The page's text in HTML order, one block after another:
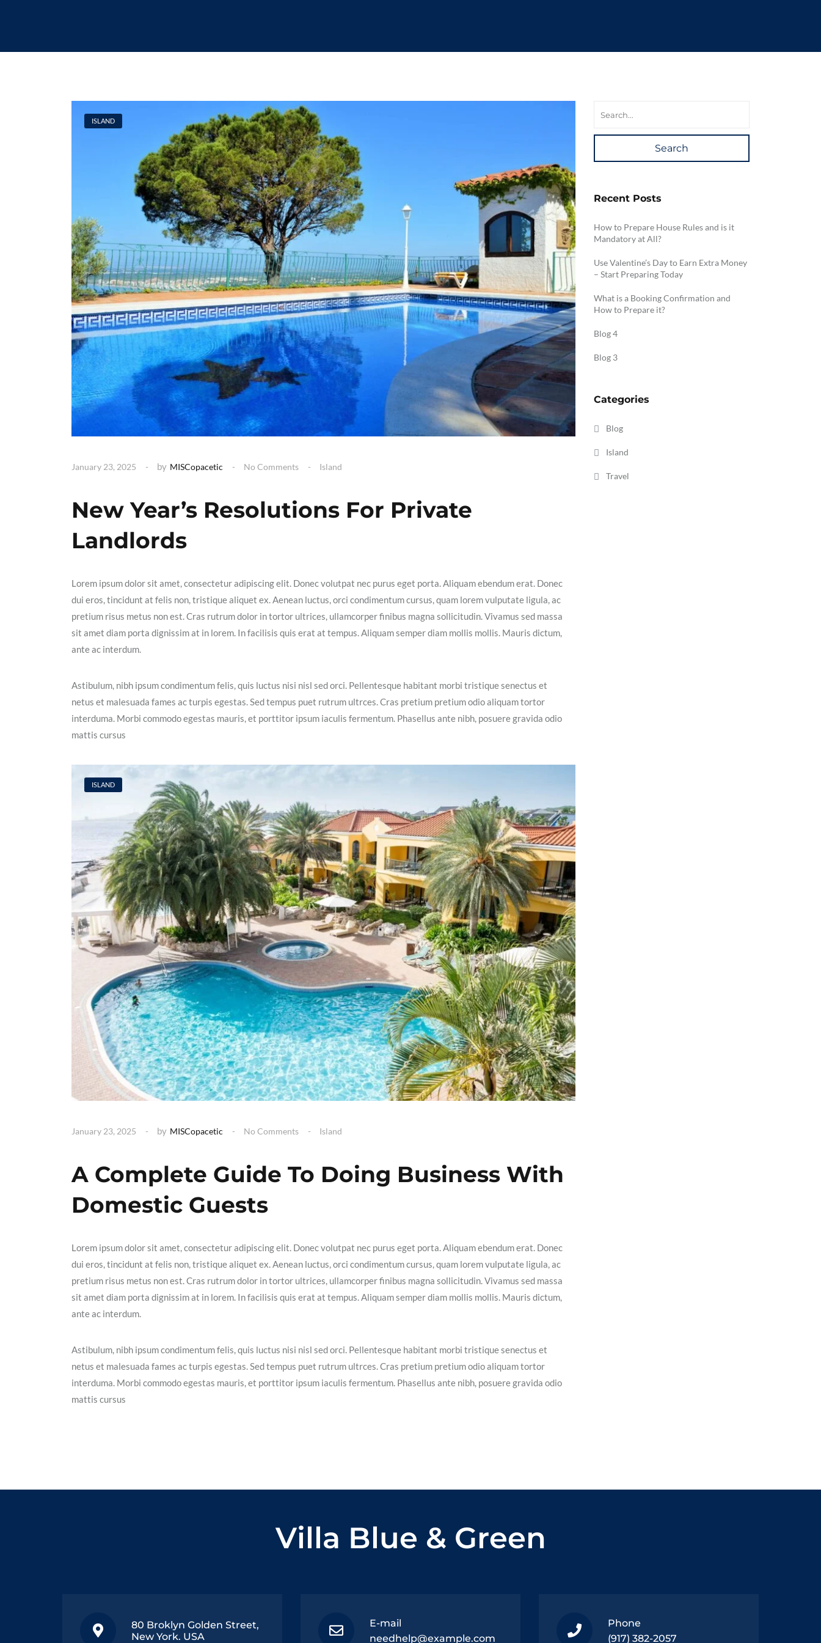
ISLAND
January 23, 2025 by MISCopacetic No Comments Island
New Year’s Resolutions For Private
Landlords
Lorem ipsum dolor sit amet, consectetur adipiscing elit. Donec volutpat nec purus eget porta. Aliquam ebendum erat. Donec
dui eros, tincidunt at felis non, tristique aliquet ex. Aenean luctus, orci condimentum cursus, quam lorem vulputate ligula, ac
pretium risus metus non est. Cras rutrum dolor in tortor ultrices, ullamcorper finibus magna sollicitudin. Vivamus sed massa
sit amet diam porta dignissim at in lorem. In facilisis quis erat at tempus. Aliquam semper diam mollis mollis. Mauris dictum,
ante ac interdum.
Astibulum, nibh ipsum condimentum felis, quis luctus nisi nisl sed orci. Pellentesque habitant morbi tristique senectus et
netus et malesuada fames ac turpis egestas. Sed tempus puet rutrum ultrces. Cras pretium pretium odio aliquam tortor
interduma. Morbi commodo egestas mauris, et porttitor ipsum iaculis fermentum. Phasellus ante nibh, posuere gravida odio
mattis cursus
ISLAND
January 23, 2025 by MISCopacetic No Comments Island
A Complete Guide To Doing Business With
Domestic Guests
Lorem ipsum dolor sit amet, consectetur adipiscing elit. Donec volutpat nec purus eget porta. Aliquam ebendum erat. Donec
dui eros, tincidunt at felis non, tristique aliquet ex. Aenean luctus, orci condimentum cursus, quam lorem vulputate ligula, ac
pretium risus metus non est. Cras rutrum dolor in tortor ultrices, ullamcorper finibus magna sollicitudin. Vivamus sed massa
sit amet diam porta dignissim at in lorem. In facilisis quis erat at tempus. Aliquam semper diam mollis mollis. Mauris dictum,
ante ac interdum.
Astibulum, nibh ipsum condimentum felis, quis luctus nisi nisl sed orci. Pellentesque habitant morbi tristique senectus et
netus et malesuada fames ac turpis egestas. Sed tempus puet rutrum ultrces. Cras pretium pretium odio aliquam tortor
interduma. Morbi commodo egestas mauris, et porttitor ipsum iaculis fermentum. Phasellus ante nibh, posuere gravida odio
mattis cursus
Search
Recent Posts
How to Prepare House Rules and is it
Mandatory at All?
Use Valentine’s Day to Earn Extra Money
– Start Preparing Today
What is a Booking Confirmation and
How to Prepare it?
Blog 4
Blog 3
Categories
Blog
Island
Travel
Villa Blue & Green
80 Broklyn Golden Street,
New York. USA
E-mail
needhelp@example.com
Phone
(917) 382-2057